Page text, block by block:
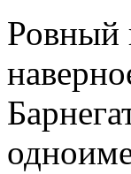
Ровный